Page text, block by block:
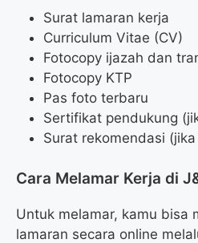
Surat lamaran kerja
Curriculum Vitae (CV)
Fotocopy ijazah dan
Fotocopy KTP
Pas foto terbaru
Sertifikat pendukung
Surat rekomendasi
Cara Melamar Kerja di
Untuk melamar, kamu bisa
lamaran secara online